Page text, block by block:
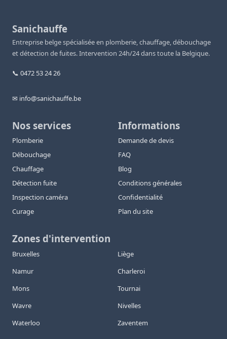
Sanichauffe
Entreprise belge spécialisée en plomberie, chauffage, débouchage
et détection de fuites. Intervention 24h/24 dans toute la Belgique.
📞 0472 53 24 26
✉ info@sanichauffe.be
Nos services
Plomberie
Débouchage
Chauffage
Détection fuite
Inspection caméra
Curage
Informations
Demande de devis
FAQ
Blog
Conditions générales
Confidentialité
Plan du site
Zones d'intervention
Bruxelles
Liège
Namur
Charleroi
Mons
Tournai
Wavre
Nivelles
Waterloo
Zaventem